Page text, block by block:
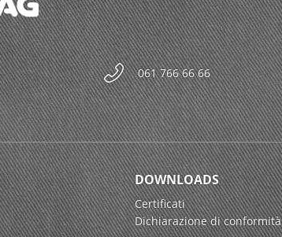
061 766 66 66
DOWNLOADS
Certificati
Dichiarazione di conformità